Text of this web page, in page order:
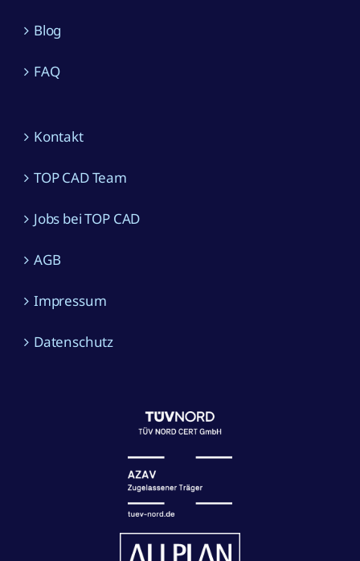
FAQ
TOP CAD Team
Jobs bei TOP CAD
AGB
Impressum
Datenschutz